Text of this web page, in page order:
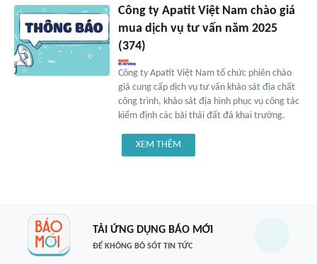
Công ty Apatit Việt Nam chào giá
mua dịch vụ tư vấn năm 2025
(374)
Công ty Apatit Việt Nam tổ chức phiên chào
giá cung cấp dịch vụ tư vấn khảo sát địa chất
công trình, khảo sát địa hình phục vụ công tác
kiểm định các bãi thải đất đá khai trường.
XEM THÊM
TẢI ỨNG DỤNG BÁO MỚI
ĐỂ KHÔNG BỎ SÓT TIN TỨC